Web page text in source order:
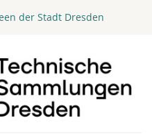
der Stadt Dresden